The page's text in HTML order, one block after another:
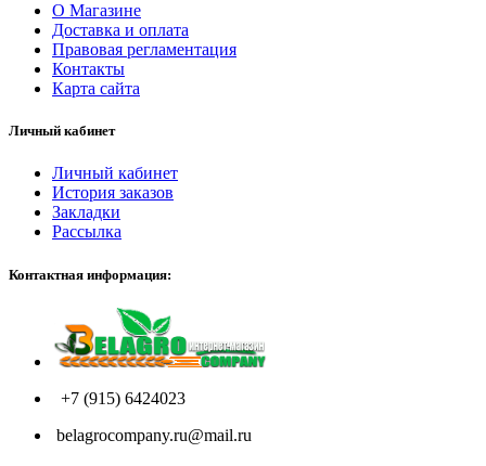
О Магазине
Доставка и оплата
Правовая регламентация
Контакты
Карта сайта
Личный кабинет
Личный кабинет
История заказов
Закладки
Рассылка
Контактная информация:
+7 (915) 6424023
belagrocompany.ru@mail.ru